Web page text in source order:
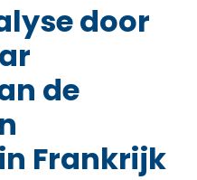
door
de
Frankrijk